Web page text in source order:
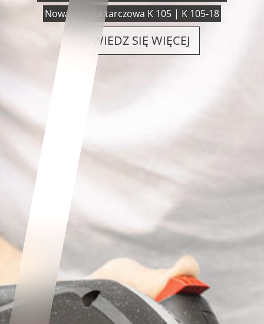
PRECYZYJNA.
Nowa akumulatorowa frezarka do wręg NFU 50-18
DOWIEDZ SIĘ WIĘCEJ